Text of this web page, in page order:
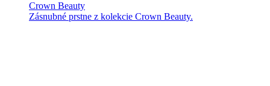
Crown Beauty
Zásnubné prstne z kolekcie Crown Beauty.